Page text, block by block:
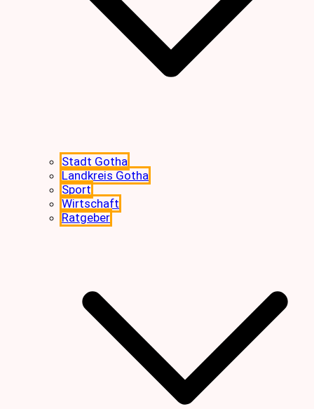
Stadt Gotha
Landkreis Gotha
Sport
Wirtschaft
Ratgeber